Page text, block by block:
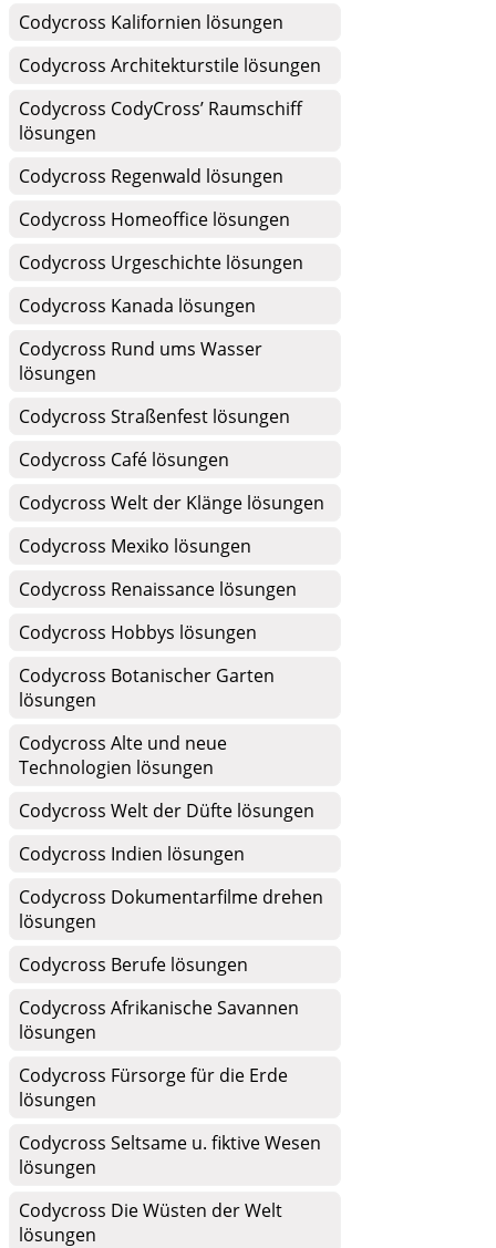
Codycross Kalifornien lösungen
Codycross Architekturstile lösungen
Codycross CodyCross’ Raumschiff
lösungen
Codycross Regenwald lösungen
Codycross Homeoffice lösungen
Codycross Urgeschichte lösungen
Codycross Kanada lösungen
Codycross Rund ums Wasser
lösungen
Codycross Straßenfest lösungen
Codycross Café lösungen
Codycross Welt der Klänge lösungen
Codycross Mexiko lösungen
Codycross Renaissance lösungen
Codycross Hobbys lösungen
Codycross Botanischer Garten
lösungen
Codycross Alte und neue
Technologien lösungen
Codycross Welt der Düfte lösungen
Codycross Indien lösungen
Codycross Dokumentarfilme drehen
lösungen
Codycross Berufe lösungen
Codycross Afrikanische Savannen
lösungen
Codycross Fürsorge für die Erde
lösungen
Codycross Seltsame u. fiktive Wesen
lösungen
Codycross Die Wüsten der Welt
lösungen